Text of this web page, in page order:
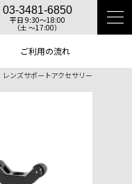
03-3481-6850
平日 9:30〜18:00
（土 〜17:00）
ご利用の流れ
レンズサポートアクセサリー